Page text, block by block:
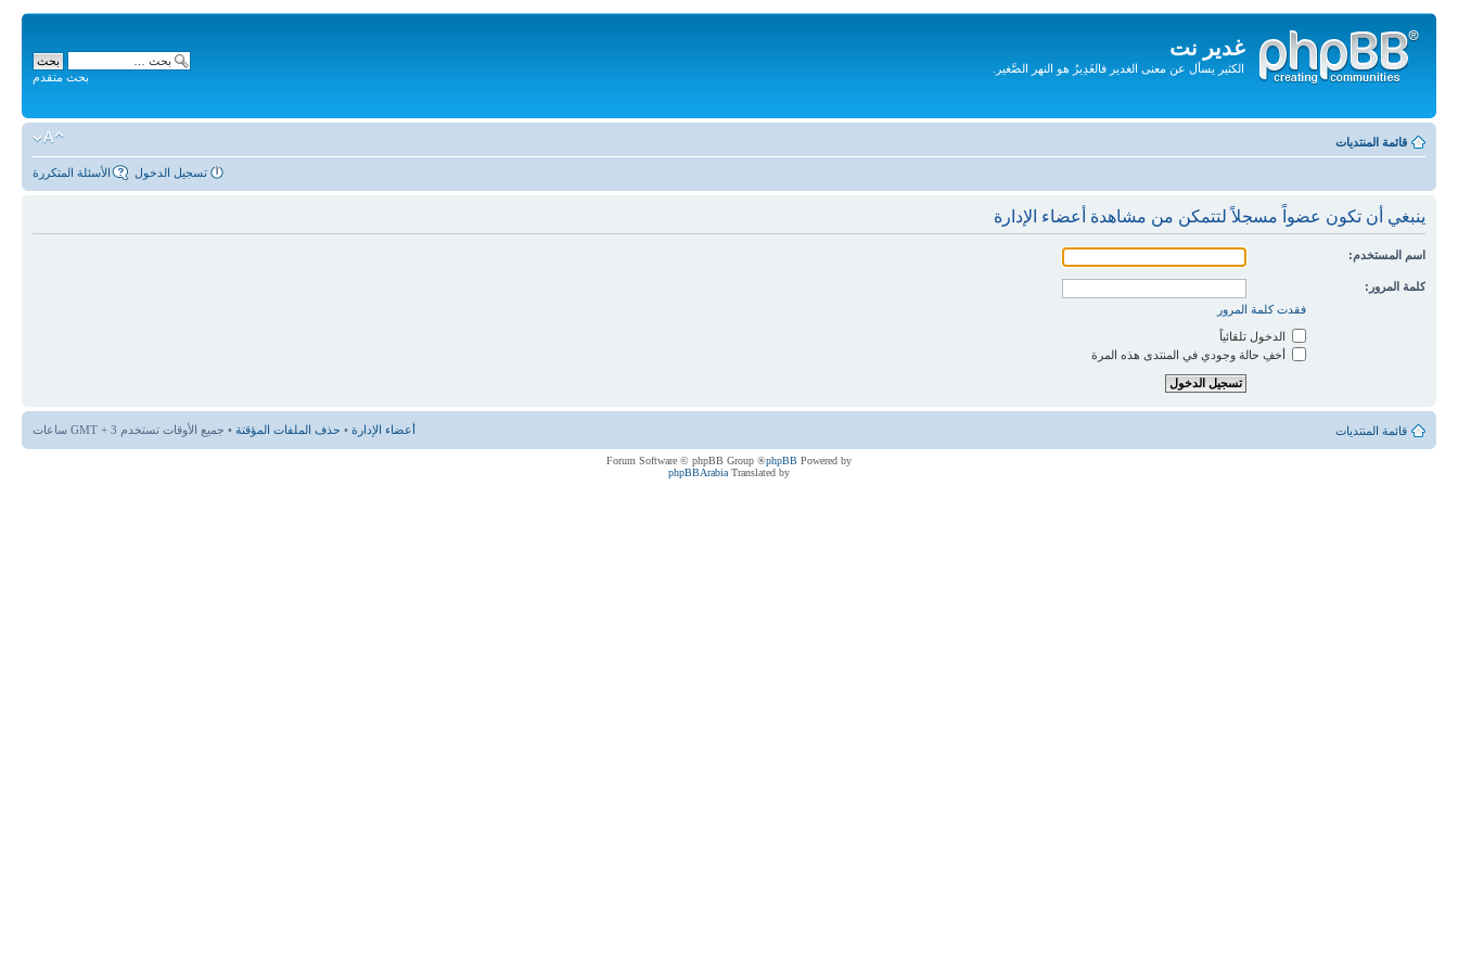
غدير نت
الكثير يسأل عن معنى الغدير فالغَدِيرُ هو النهر الصَّغير.
المحتويات
بحث متقدم
قائمة المنتديات
الأسئلة المتكررة تسجيل الدخول
ينبغي أن تكون عضواً مسجلاً لتتمكن من مشاهدة أعضاء الإدارة
اسم المستخدم:
كلمة المرور:
فقدت كلمة المرور
الدخول تلقائياً
أخفِ حالة وجودي في المنتدى هذه المرة
قائمة المنتديات أعضاء الإدارة • حذف الملفات المؤقتة • جميع الأوقات تستخدم GMT + 3 ساعات
Powered by
phpBB
® Forum Software © phpBB Group
Translated by
phpBBArabia